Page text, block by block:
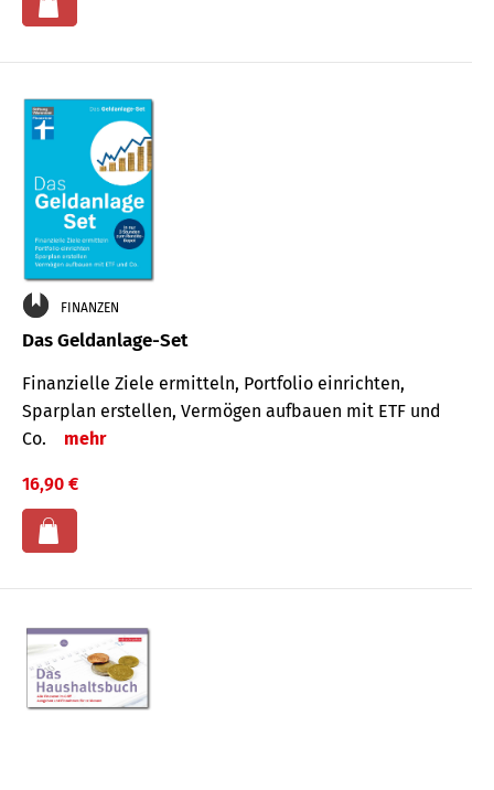
FINANZEN
Das Geldanlage-Set
Finanzielle Ziele ermitteln, Portfolio einrichten,
Sparplan erstellen, Vermögen aufbauen mit ETF und
Co.
mehr
16,90 €